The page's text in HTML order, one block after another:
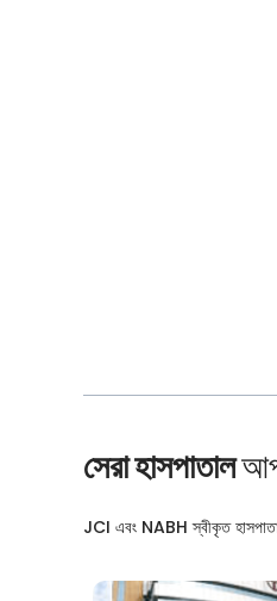
সেরা হাসপাতাল
JCI এবং NABH স্বীকৃত